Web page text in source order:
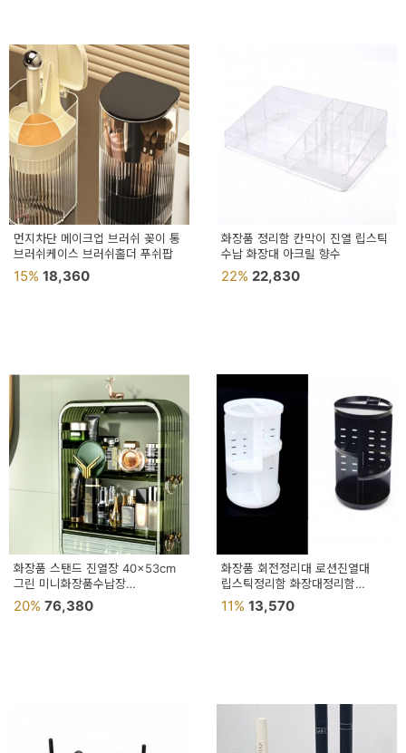
먼지차단 메이크업 브러쉬 꽂이 통
브러쉬케이스 브러쉬홀더 푸쉬팝
15% 18,360
화장품 정리함 칸막이 진열 립스틱
수납 화장대 아크릴 향수
22% 22,830
화장품 스탠드 진열장 40x53cm
그린 미니화장품수납장
화장대선반정리함
20% 76,380
화장품 회전정리대 로션진열대
립스틱정리함 화장대정리함
회전원판
11% 13,570